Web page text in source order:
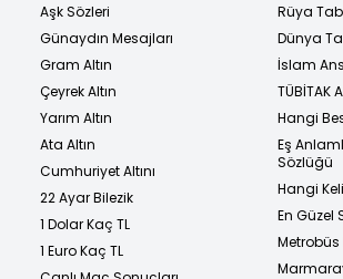
Aşk Sözleri
Günaydın Mesajları
Gram Altın
Çeyrek Altın
Yarım Altın
Ata Altın
Cumhuriyet Altını
22 Ayar Bilezik
1 Dolar Kaç TL
1 Euro Kaç TL
Rüya
Dünya
İslam
TÜBİTAK
Hangi
Eş
Sözlüğü
Hangi
En Güzel
Metrobüs